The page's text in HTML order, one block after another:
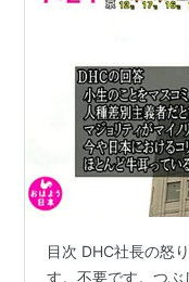
目次 DHC社長の怒
す。不要です。つ